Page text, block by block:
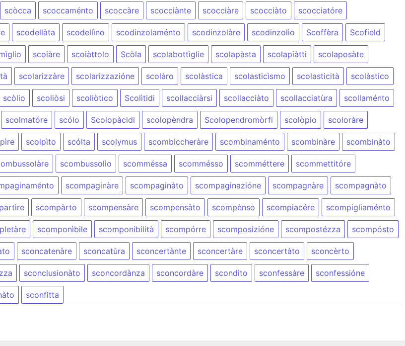
scòcca scoccaménto scoccàre scocciànte scocciàre scocciàto scocciatóre
scodellàta scodellìno scodinzolaménto scodinzolàre scodinzolìo Scoffèra Scofield
scoiàre scoiàttolo Scòla scolabottìglie scolapàsta scolapiàtti scolaposàte
scolarizzàre scolarizzazióne scolàro scolàstica scolasticìsmo scolasticità scolàstico
scòlio scoliòsi scoliòtico Scolìtidi scollacciàrsi scollacciàto scollacciatùra scollaménto
scolmatóre scólo Scolopàcidi scolopèndra Scolopendromòrfi scolòpio scoloràre
scolpìto scólta scolymus scombiccheràre scombinaménto scombinàre scombinàto
scombussolìo scomméssa scommésso scomméttere scommettitóre
scompaginàre scompaginàto scompaginazióne scompagnàre scompagnàto
scompàrto scompensàre scompensàto scompènso scompiacére scompigliaménto
scomponìbile scomponibilità scompórre scomposizióne scompostézza scompósto
sconcatenàre sconcatùra sconcertànte sconcertàre sconcertàto sconcèrto
sconclusionàto sconcordànza sconcordàre scondìto sconfessàre sconfessióne
sconfìtta